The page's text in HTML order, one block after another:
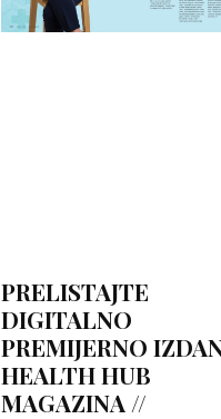
PRELISTAJTE
DIGITALNO
PREMIJERNO
HEALTH HUB
MAGAZINA //